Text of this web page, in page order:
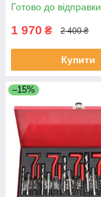
Готово до відправки
1 970 ₴ 2 400 ₴
Купити
–15%